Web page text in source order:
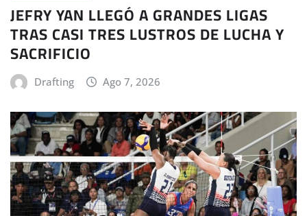
JEFRY YAN LLEGÓ A GRANDES LIGAS
TRAS CASI TRES LUSTROS DE LUCHA Y
SACRIFICIO
Drafting Ago 7, 2026